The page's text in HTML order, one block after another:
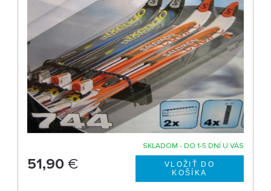
SKLADOM - DO 1-5 DNÍ U VÁS
51,90 €